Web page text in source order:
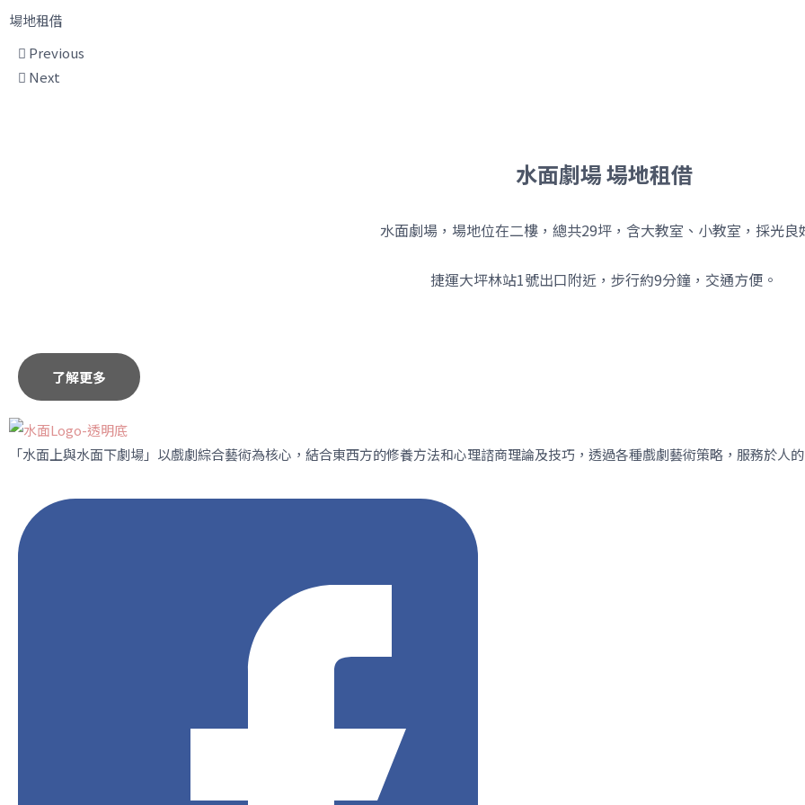
場地租借
Previous
Next
水面劇場 場地租借
水面劇場，場地位在二樓，總共29坪，含大教室、小教室，採光良
捷運大坪林站1號出口附近，步行約9分鐘，交通方便。
了解更多
「水面上與水面下劇場」 以戲劇綜合藝術為核心，結合東西方的修養方法和心理諮商理論及技巧，透過各種戲劇藝術策略，服務於人